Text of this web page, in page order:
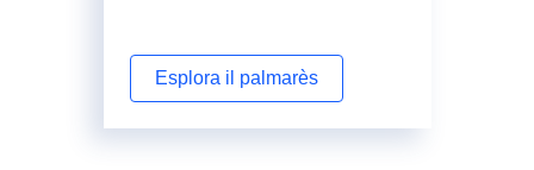
Esplora il palmarès